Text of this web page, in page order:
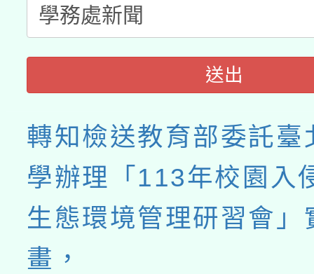
送出
轉知檢送教育部委託臺
學辦理「113年校園入
生態環境管理研習會」
畫，